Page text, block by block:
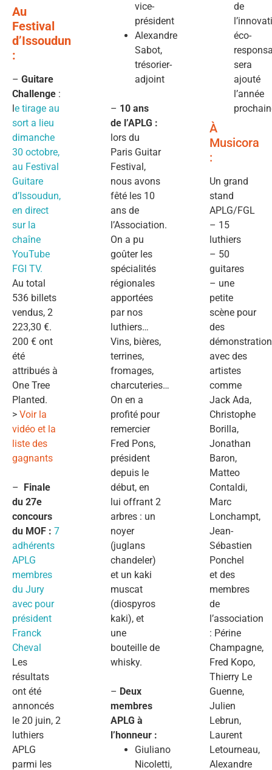
Au
Festival
d’Issoudun
:
– Guitare
Challenge :
e tirage au
sort a lieu
dimanche
30 octobre,
au Festival
Guitare
d’Issoudun,
en direct
sur la
chaîne
YouTube
FGI TV.
Au total
536 billets
vendus, 2
223,30 €.
200 € ont
été
attribués à
One Tree
Planted.
> Voir la
vidéo et la
liste des
gagnants
–
Finale
du 27e
concours
du MOF : 7
adhérents
APLG
membres
du Jury
avec pour
président
Franck
Cheval
Les
résultats
ont été
annoncés
le 20 juin, 2
luthiers
APLG
parmi les
vice-
président
Alexandre
Sabot,
trésorier-
adjoint
– 10 ans
de l’APLG :
lors du
Paris Guitar
Festival,
nous avons
fêté les 10
ans de
l’Association.
On a pu
goûter les
spécialités
régionales
apportées
par nos
luthiers…
Vins, bières,
terrines,
fromages,
charcuteries…
On en a
profité pour
remercier
Fred Pons,
président
depuis le
début, en
lui offrant 2
arbres : un
noyer
(juglans
chandeler)
et un kaki
muscat
(diospyros
kaki), et
une
bouteille de
whisky.
– Deux
membres
APLG à
l’honneur :
Giuliano
Nicoletti,
de
éco-
sera
ajouté
l’année
À
Musicora
:
Un grand
stand
APLG/FGL
– 15
luthiers
– 50
guitares
– une
petite
scène pour
des
avec des
artistes
comme
Jack Ada,
Christophe
Borilla,
Jonathan
Baron,
Matteo
Contaldi,
Marc
Lonchampt,
Jean-
Sébastien
Ponchel
et des
membres
de
l’association
: Périne
Champagne,
Fred Kopo,
Thierry Le
Guenne,
Julien
Lebrun,
Laurent
Letourneau,
Alexandre